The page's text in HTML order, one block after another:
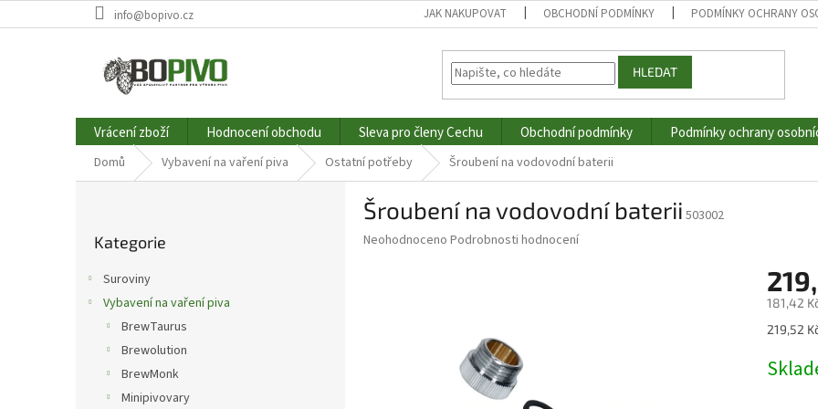
na
info@bopivo.cz JAK NAKUPOVAT OBCHODNÍ PODMÍNKY PODMÍNKY OCHRANY
HLEDAT
Vrácení zboží Hodnocení obchodu Sleva pro členy Cechu Obchodní podmínky Podmínky ochrany
Domů Vybavení na vaření piva Ostatní potřeby Šroubení na vodovodní baterii
kategorie
Kategorie
Suroviny
Vybavení na vaření piva
BrewTaurus
Brewolution
BrewMonk
Minipivovary
Šroubení na vodovodní baterii 503002
Průměrné
Neohodnoceno Podrobnosti hodnocení
181,42
Měrná
219,52